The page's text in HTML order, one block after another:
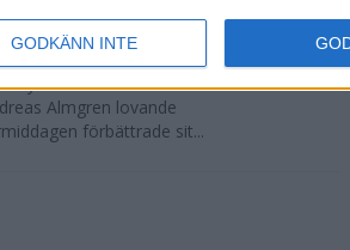
GODKÄNN INTE
formen
den 13-21
Almgren lovande
förbättrade sit...